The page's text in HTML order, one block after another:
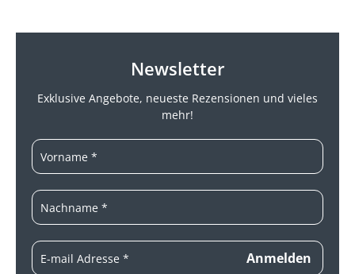
Newsletter
Exklusive Angebote, neueste Rezensionen und vieles
mehr!